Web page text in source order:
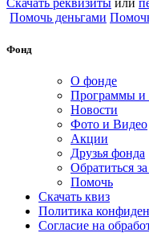
Скачать реквизиты или
Помочь деньгами
Фонд
О фонде
Программы и
Новости
Фото и Видео
Акции
Друзья фонда
Обратиться
Помочь
Скачать квиз
Политика
Согласие на